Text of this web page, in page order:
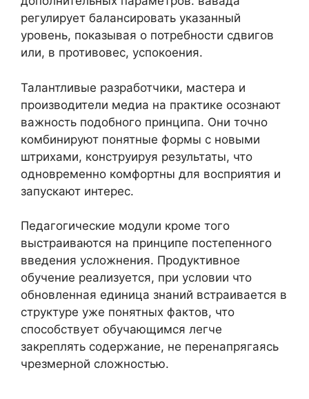
регулирует балансировать указанный
уровень, показывая о потребности сдвигов
или, в противовес, успокоения.
Талантливые разработчики, мастера и
производители медиа на практике осознают
важность подобного принципа. Они точно
комбинируют понятные формы с новыми
штрихами, конструируя результаты, что
одновременно комфортны для восприятия и
запускают интерес.
Педагогические модули кроме того
выстраиваются на принципе постепенного
введения усложнения. Продуктивное
обучение реализуется, при условии что
обновленная единица знаний встраивается в
структуре уже понятных фактов, что
способствует обучающимся легче
закреплять содержание, не перенапрягаясь
чрезмерной сложностью.